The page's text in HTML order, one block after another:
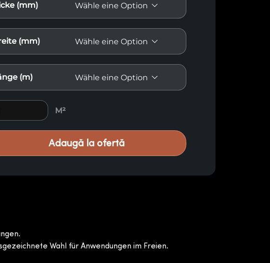
(mm)
(mm)
(m)
Holz E60 quantity
M²
Adaugă la ofertă
Wahl für Anwendungen im Freien.